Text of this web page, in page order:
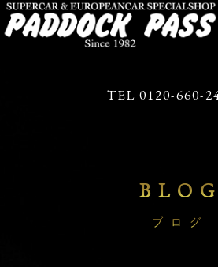
TEL 0120-660-
BLOG
ブログ